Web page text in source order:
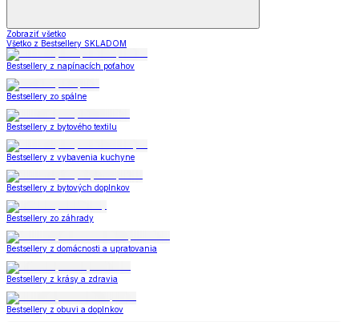
Zobraziť všetko
Všetko z Bestsellery SKLADOM
Bestsellery z napínacích poťahov
Bestsellery zo spálne
Bestsellery z bytového textilu
Bestsellery z vybavenia kuchyne
Bestsellery z bytových doplnkov
Bestsellery zo záhrady
Bestsellery z domácnosti a upratovania
Bestsellery z krásy a zdravia
Bestsellery z obuvi a doplnkov